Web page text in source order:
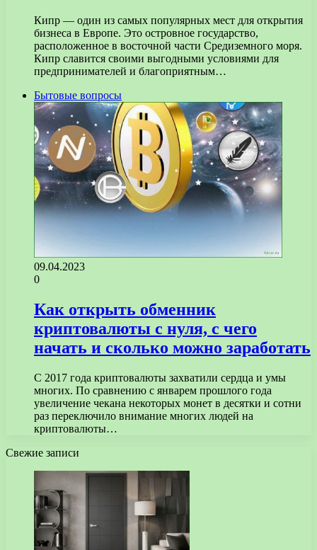
Кипр — один из самых популярных мест для открытия
бизнеса в Европе. Это островное государство,
расположенное в восточной части Средиземного моря.
Кипр славится своими выгодными условиями для
предпринимателей и благоприятным…
Бытовые вопросы
09.04.2023
0
Как открыть обменник
криптовалюты с нуля, с чего
начать и сколько можно заработать
С 2017 года криптовалюты захватили сердца и умы
многих. По сравнению с январем прошлого года
увеличение чекана некоторых монет в десятки и сотни
раз переключило внимание многих людей на
криптовалюты…
Свежие записи